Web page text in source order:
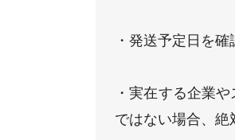
・発送予定日を
・実在する企業
ではない場合、絶